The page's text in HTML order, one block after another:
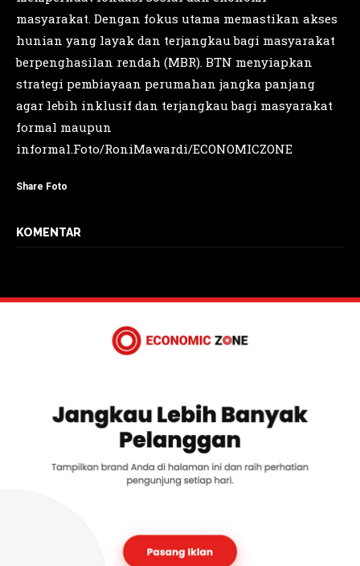
masyarakat. Dengan fokus utama memastikan akses
hunian yang layak dan terjangkau bagi masyarakat
berpenghasilan rendah (MBR). BTN menyiapkan
strategi pembiayaan perumahan jangka panjang
agar lebih inklusif dan terjangkau bagi masyarakat
formal maupun
informal.Foto/RoniMawardi/ECONOMICZONE
Share Foto
KOMENTAR